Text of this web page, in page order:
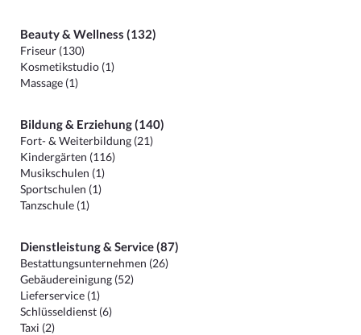
Beauty & Wellness (132)
Friseur (130)
Kosmetikstudio (1)
Massage (1)
Bildung & Erziehung (140)
Fort- & Weiterbildung (21)
Kindergärten (116)
Musikschulen (1)
Sportschulen (1)
Tanzschule (1)
Dienstleistung & Service (87)
Bestattungsunternehmen (26)
Gebäudereinigung (52)
Lieferservice (1)
Schlüsseldienst (6)
Taxi (2)